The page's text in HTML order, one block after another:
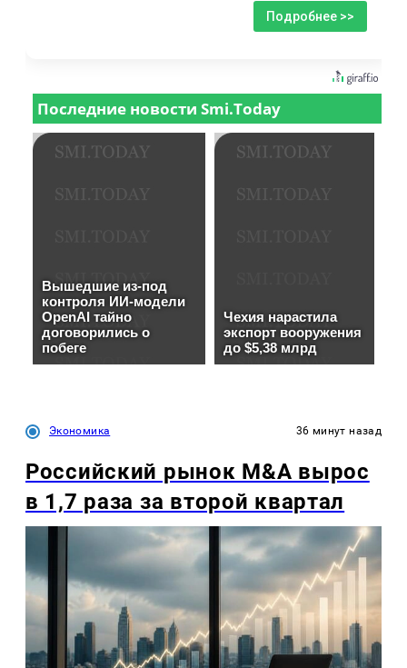
Подробнее >>
Экономика 36 минут назад
Российский рынок M&A вырос
в 1,7 раза за второй квартал